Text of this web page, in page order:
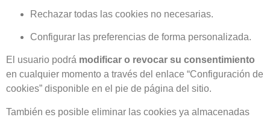
Rechazar todas las cookies no necesarias.
Configurar las preferencias de forma personalizada.
El usuario podrá modificar o revocar su consentimiento
en cualquier momento a través del enlace “Configuración de
cookies” disponible en el pie de página del sitio.
También es posible eliminar las cookies ya almacenadas